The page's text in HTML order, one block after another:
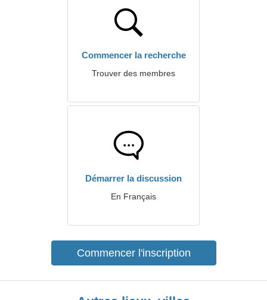
Commencer la recherche
Trouver des membres
Démarrer la discussion
En Français
Commencer l'inscription